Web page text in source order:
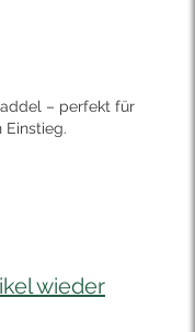
– perfekt für
Einstieg.
wieder